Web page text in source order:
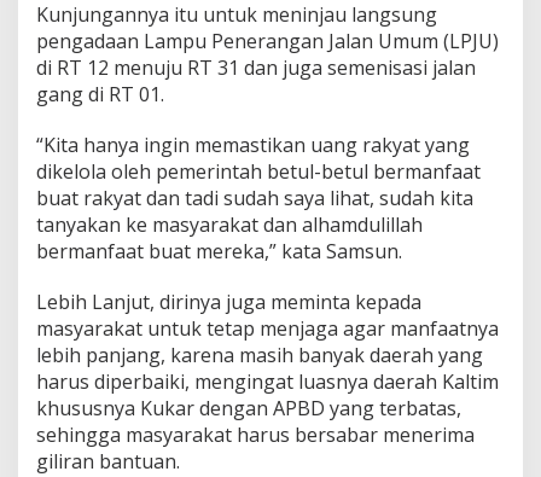
Kunjungannya itu untuk meninjau langsung
pengadaan Lampu Penerangan Jalan Umum (LPJU)
di RT 12 menuju RT 31 dan juga semenisasi jalan
gang di RT 01.
“Kita hanya ingin memastikan uang rakyat yang
dikelola oleh pemerintah betul-betul bermanfaat
buat rakyat dan tadi sudah saya lihat, sudah kita
tanyakan ke masyarakat dan alhamdulillah
bermanfaat buat mereka,” kata Samsun.
Lebih Lanjut, dirinya juga meminta kepada
masyarakat untuk tetap menjaga agar manfaatnya
lebih panjang, karena masih banyak daerah yang
harus diperbaiki, mengingat luasnya daerah Kaltim
khususnya Kukar dengan APBD yang terbatas,
sehingga masyarakat harus bersabar menerima
giliran bantuan.